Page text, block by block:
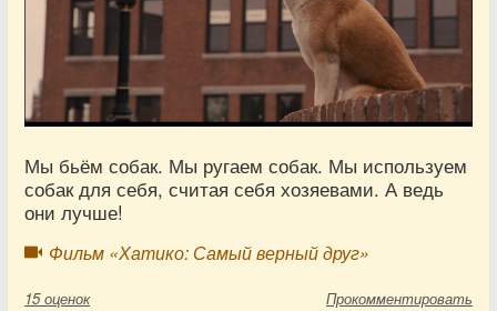
Мы бьём собак. Мы ругаем собак. Мы используем
собак для себя, считая себя хозяевами. А ведь
они лучше!
Фильм «Хатико: Самый верный друг»
15 оценок Прокомментировать